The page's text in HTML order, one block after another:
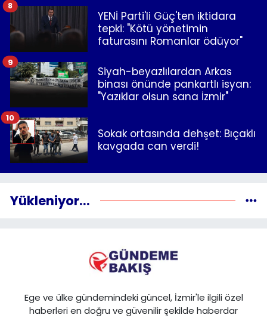
YENİ Parti'li Güç'ten iktidara
tepki: "Kötü yönetimin
faturasını Romanlar ödüyor"
8
Siyah-beyazlılardan Arkas
binası önünde pankartlı isyan:
"Yazıklar olsun sana İzmir"
9
Sokak ortasında dehşet: Bıçaklı
kavgada can verdi!
10
Yükleniyor...
Ege ve ülke gündemindeki güncel, İzmir'le ilgili özel
haberleri en doğru ve güvenilir şekilde haberdar